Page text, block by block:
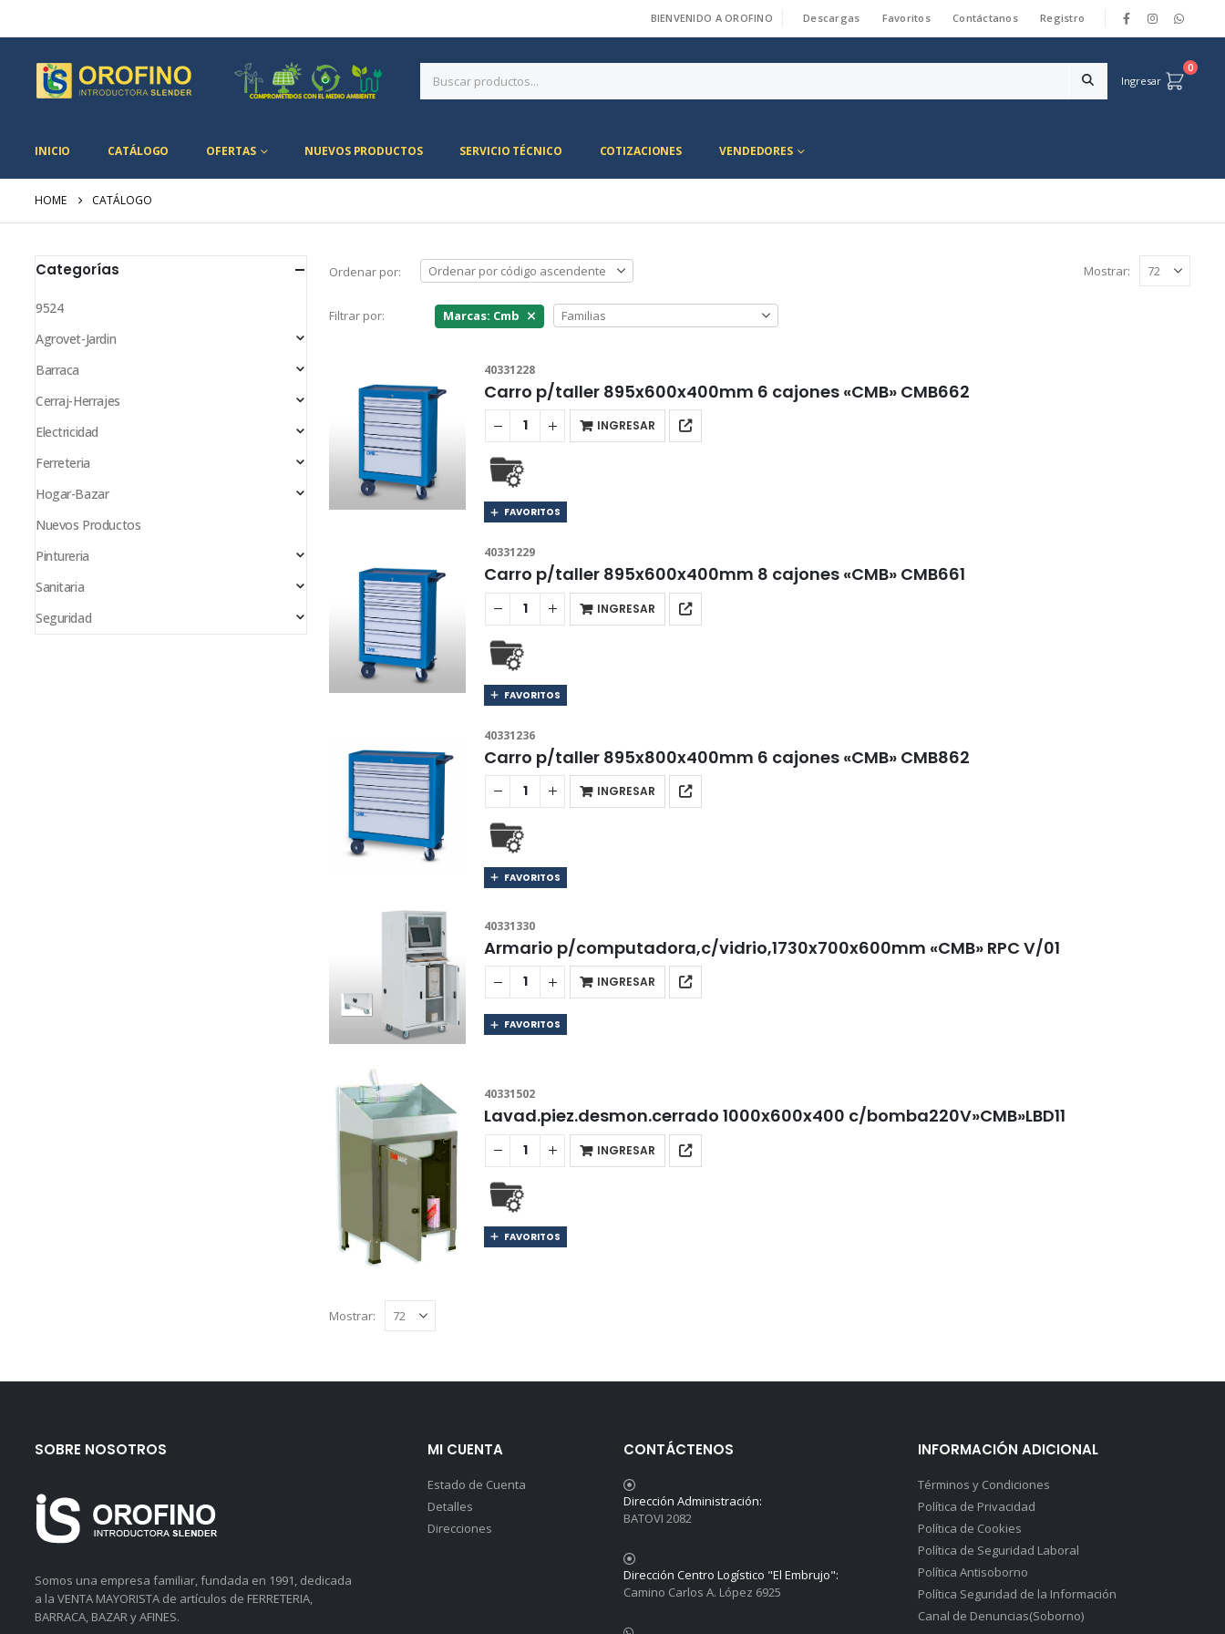
BIENVENIDO A OROFINO Descargas Favoritos Contáctanos Registro
Ingresar
0
INICIO CATÁLOGO OFERTAS NUEVOS PRODUCTOS SERVICIO TÉCNICO COTIZACIONES VENDEDORES
HOME CATÁLOGO
Ordenar por: Mostrar:
Filtrar por: Marcas: Cmb
40331228
Carro p/taller 895x600x400mm 6 cajones «CMB» CMB662
INGRESAR
FAVORITOS
40331229
Carro p/taller 895x600x400mm 8 cajones «CMB» CMB661
INGRESAR
FAVORITOS
40331236
Carro p/taller 895x800x400mm 6 cajones «CMB» CMB862
INGRESAR
FAVORITOS
40331330
Armario p/computadora,c/vidrio,1730x700x600mm «CMB» RPC V/01
INGRESAR
FAVORITOS
40331502
Lavad.piez.desmon.cerrado 1000x600x400 c/bomba220V»CMB»LBD11
INGRESAR
FAVORITOS
Mostrar:
Categorías
9524
Agrovet-Jardin
Barraca
Cerraj-Herrajes
Electricidad
Ferreteria
Hogar-Bazar
Nuevos Productos
Pintureria
Sanitaria
Seguridad
SOBRE NOSOTROS
Somos una empresa familiar, fundada en 1991, dedicada
a la VENTA MAYORISTA de artículos de FERRETERIA,
BARRACA, BAZAR y AFINES.
MI CUENTA
Estado de Cuenta
Detalles
Direcciones
CONTÁCTENOS
Dirección Administración:
BATOVI 2082
Dirección Centro Logístico "El Embrujo":
Camino Carlos A. López 6925
INFORMACIÓN ADICIONAL
Términos y Condiciones
Política de Privacidad
Política de Cookies
Política de Seguridad Laboral
Política Antisoborno
Política Seguridad de la Información
Canal de Denuncias(Soborno)